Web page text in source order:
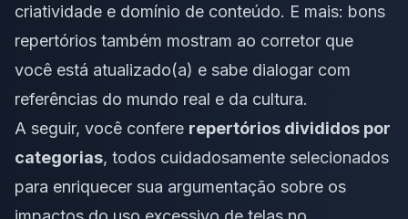
criatividade e domínio de conteúdo. E mais: bons
repertórios também mostram ao corretor que
você está atualizado(a) e sabe dialogar com
referências do mundo real e da cultura.
A seguir, você confere repertórios divididos por
categorias, todos cuidadosamente selecionados
para enriquecer sua argumentação sobre os